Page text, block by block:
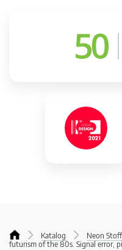
Katalog Neon Stoff
futurism of the 80s. Signal error,